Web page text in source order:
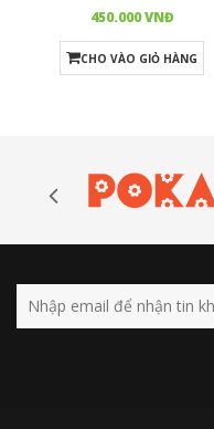
450.000 VNĐ
CHO VÀO GIỎ HÀNG